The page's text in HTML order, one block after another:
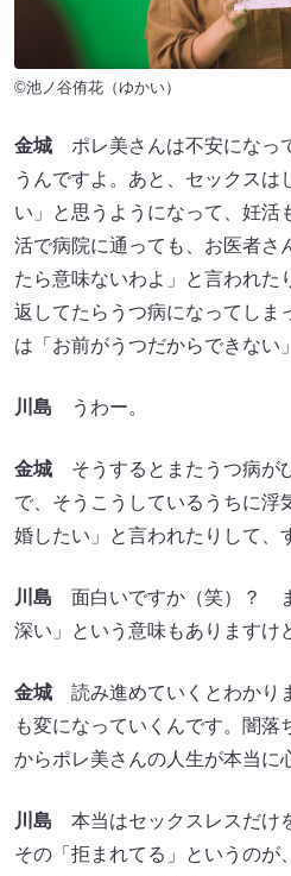
©池ノ谷侑花（ゆかい）
金城 ポレ美さんは不安になっ
うんですよ。あと、セックスは
い」と思うようになって、妊活
活で病院に通っても、お医者さ
たら意味ないわよ」と言われた
返してたらうつ病になってしま
は「お前がうつだからできない
川島 うわー。
金城 そうするとまたうつ病が
で、そうこうしているうちに浮
婚したい」と言われたりして、
川島 面白いですか（笑）？
深い」という意味もありますけ
金城 読み進めていくとわかり
も変になっていくんです。闇落
からポレ美さんの人生が本当に
川島 本当はセックスレスだけ
その「拒まれてる」というのが